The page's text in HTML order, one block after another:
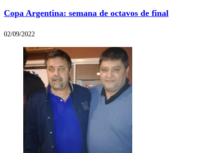
Copa Argentina: semana de octavos de final
02/09/2022